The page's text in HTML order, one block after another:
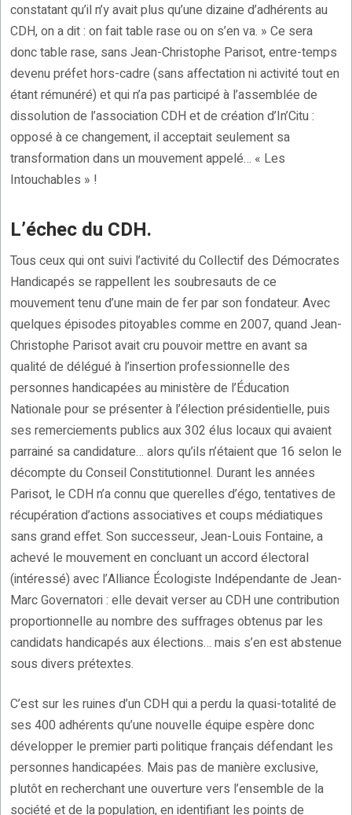
constatant qu’il n’y avait plus qu’une dizaine d’adhérents au
CDH, on a dit : on fait table rase ou on s’en va. » Ce sera
donc table rase, sans Jean-Christophe Parisot, entre-temps
devenu préfet hors-cadre (sans affectation ni activité tout en
étant rémunéré) et qui n’a pas participé à l’assemblée de
dissolution de l’association CDH et de création d’In’Citu :
opposé à ce changement, il acceptait seulement sa
transformation dans un mouvement appelé… « Les
Intouchables » !
L’échec du CDH.
Tous ceux qui ont suivi l’activité du Collectif des Démocrates
Handicapés se rappellent les soubresauts de ce
mouvement tenu d’une main de fer par son fondateur. Avec
quelques épisodes pitoyables comme en 2007, quand Jean-
Christophe Parisot avait cru pouvoir mettre en avant sa
qualité de délégué à l’insertion professionnelle des
personnes handicapées au ministère de l’Éducation
Nationale pour se présenter à l’élection présidentielle, puis
ses remerciements publics aux 302 élus locaux qui avaient
parrainé sa candidature… alors qu’ils n’étaient que 16 selon le
décompte du Conseil Constitutionnel. Durant les années
Parisot, le CDH n’a connu que querelles d’égo, tentatives de
récupération d’actions associatives et coups médiatiques
sans grand effet. Son successeur, Jean-Louis Fontaine, a
achevé le mouvement en concluant un accord électoral
(intéressé) avec l’Alliance Écologiste Indépendante de Jean-
Marc Governatori : elle devait verser au CDH une contribution
proportionnelle au nombre des suffrages obtenus par les
candidats handicapés aux élections… mais s’en est abstenue
sous divers prétextes.
C’est sur les ruines d’un CDH qui a perdu la quasi-totalité de
ses 400 adhérents qu’une nouvelle équipe espère donc
développer le premier parti politique français défendant les
personnes handicapées. Mais pas de manière exclusive,
plutôt en recherchant une ouverture vers l’ensemble de la
société et de la population, en identifiant les points de